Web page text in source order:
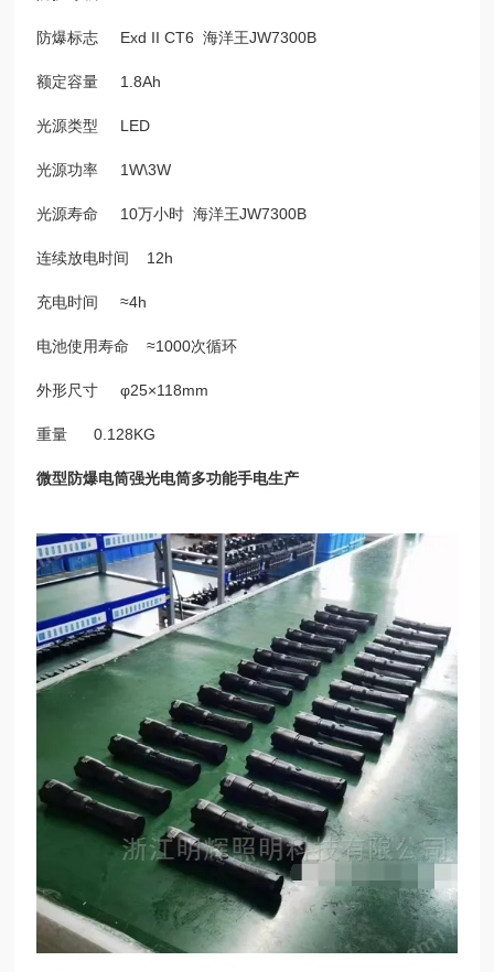
防爆标志 Exd II CT6 海洋王JW7300B
额定容量 1.8Ah
光源类型 LED
光源功率 1W\3W
光源寿命 10万小时 海洋王JW7300B
连续放电时间 12h
充电时间 ≈4h
电池使用寿命 ≈1000次循环
外形尺寸 φ25×118mm
重量 0.128KG
微型防爆电筒强光电筒多功能手电生产